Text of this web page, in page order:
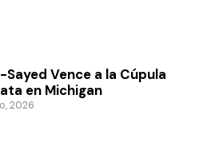
Sayed Vence a la Cúpula
en Michigan
2026